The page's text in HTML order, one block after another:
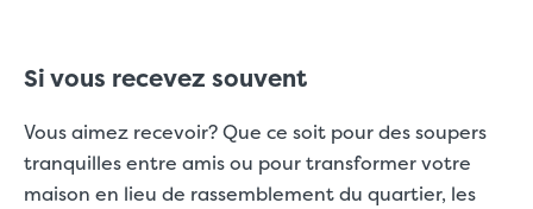
Si vous recevez souvent
Vous aimez recevoir? Que ce soit pour des soupers
tranquilles entre amis ou pour transformer votre
maison en lieu de rassemblement du quartier, les